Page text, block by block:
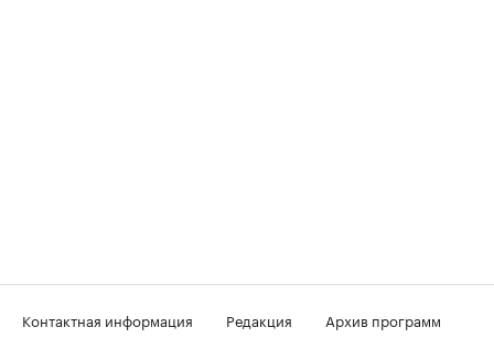
Контактная информация Редакция
Архив программ